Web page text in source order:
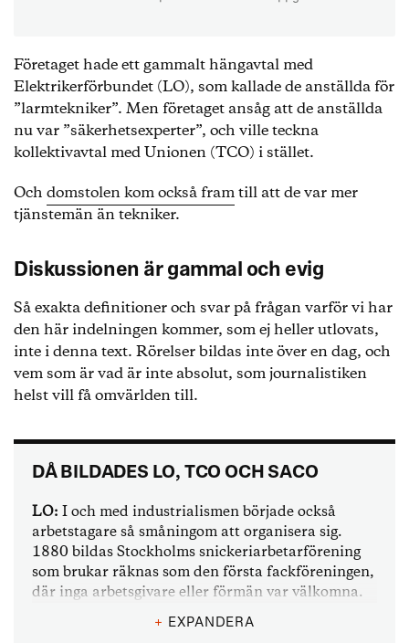
Företaget hade ett gammalt hängavtal med
Elektrikerförbundet (LO), som kallade de anställda för
”larmtekniker”. Men företaget ansåg att de anställda
nu var ”säkerhetsexperter”, och ville teckna
kollektivavtal med Unionen (TCO) i stället.
Och domstolen kom också framtill att de var mer
tjänstemän än tekniker.
Diskussionen är gammal och evig
Så exakta definitioner och svar på frågan varför vi har
den här indelningen kommer, som ej heller utlovats,
inte i denna text. Rörelser bildas inte över en dag, och
vem som är vad är inte absolut, som journalistiken
helst vill få omvärlden till.
DÅ BILDADES LO, TCO OCH SACO
LO: I och med industrialismen började också
arbetstagare så småningom att organisera sig.
1880 bildas Stockholms snickeriarbetarförening
som brukar räknas som den första fackföreningen,
där inga arbetsgivare eller förmän var välkomna.
Själva centralorganisationen bildas 1898 som en
sammanslutning av olika fackföreningar på en
+ EXPANDERA